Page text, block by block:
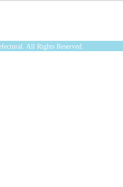
All Rights Reserved.